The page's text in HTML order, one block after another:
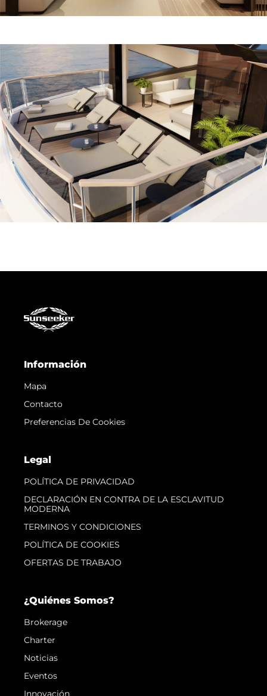
Información
Mapa
Contacto
Preferencias De Cookies
Legal
POLÍTICA DE PRIVACIDAD
DECLARACIÓN EN CONTRA DE LA ESCLAVITUD
MODERNA
TERMINOS Y CONDICIONES
POLÍTICA DE COOKIES
OFERTAS DE TRABAJO
¿Quiénes Somos?
Brokerage
Charter
Noticias
Eventos
Innovación